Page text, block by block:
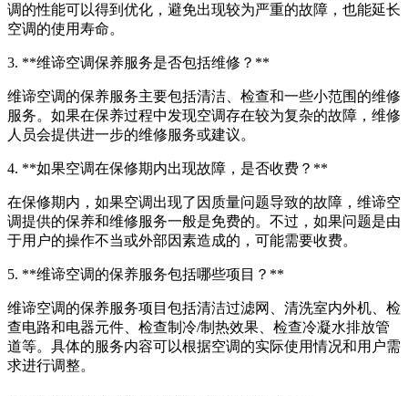
调的性能可以得到优化，避免出现较为严重的故障，也能延长
空调的使用寿命。
3. **维谛空调保养服务是否包括维修？**
维谛空调的保养服务主要包括清洁、检查和一些小范围的维修
服务。如果在保养过程中发现空调存在较为复杂的故障，维修
人员会提供进一步的维修服务或建议。
4. **如果空调在保修期内出现故障，是否收费？**
在保修期内，如果空调出现了因质量问题导致的故障，维谛空
调提供的保养和维修服务一般是免费的。不过，如果问题是由
于用户的操作不当或外部因素造成的，可能需要收费。
5. **维谛空调的保养服务包括哪些项目？**
维谛空调的保养服务项目包括清洁过滤网、清洗室内外机、检
查电路和电器元件、检查制冷/制热效果、检查冷凝水排放管
道等。具体的服务内容可以根据空调的实际使用情况和用户需
求进行调整。